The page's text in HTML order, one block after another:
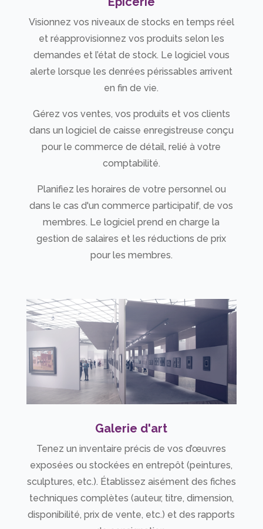
Visionnez vos niveaux de stocks en temps réel
et réapprovisionnez vos produits selon les
demandes et l’état de stock. Le logiciel vous
alerte lorsque les denrées périssables arrivent
en fin de vie.
Gérez vos ventes, vos produits et vos clients
dans un logiciel de caisse enregistreuse conçu
pour le commerce de détail, relié à votre
comptabilité.
Planifiez les horaires de votre personnel ou
dans le cas d'un commerce participatif, de vos
membres. Le logiciel prend en charge la
gestion de salaires et les réductions de prix
pour les membres.
Galerie d'art
Tenez un inventaire précis de vos d’œuvres
exposées ou stockées en entrepôt (peintures,
sculptures, etc.). Établissez aisément des fiches
techniques complètes (auteur, titre, dimension,
disponibilité, prix de vente, etc.) et des rapports